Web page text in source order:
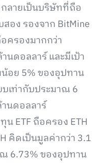
ลายเป็นบริษัทที่ถือ
อง รองจาก BitMine
ครองมากกว่า
นดอลลาร์ และมีเป้า
อย 5% ของอุปทาน
เท่ากับประมาณ 6
นดอลลาร์
ETF ถือครอง ETH
คิดเป็นมูลค่ากว่า 3.1
6.73% ของอุปทาน